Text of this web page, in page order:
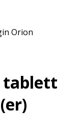
Orion
tablett